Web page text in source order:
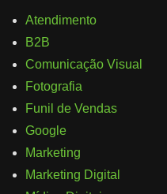
Atendimento
B2B
Comunicação Visual
Fotografia
Funil de Vendas
Google
Marketing
Marketing Digital